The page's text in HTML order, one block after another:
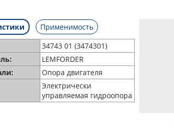
Применимость
34743 01 (3474301)
LEMFORDER
Опора двигателя
Электрически
управляемая гидроопора